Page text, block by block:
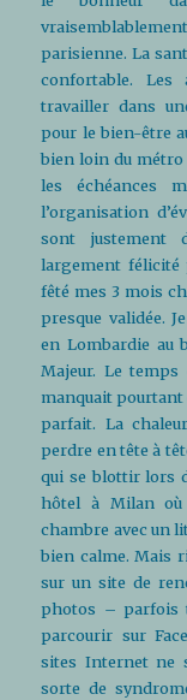
parisienne. La
confortable. Les
travailler dans
pour le bien-être
bien loin du métro
les échéances
l’organisation
sont justement
largement félicité
fêté mes 3 mois
presque validée.
en Lombardie au
Majeur. Le
manquait pourtant
parfait. La
perdre en tête à
qui se blottir lors
hôtel à Milan
chambre avec un
bien calme. Mais
sur un site de
photos – parfois
parcourir sur
sites Internet ne
sorte de